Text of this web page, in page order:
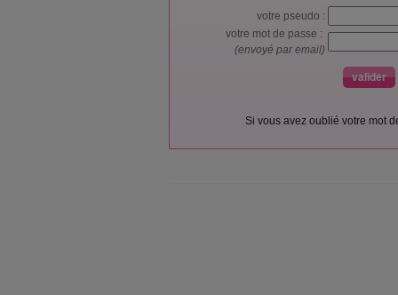
votre pseudo :
votre mot de passe :
(envoyé par email)
Si vous avez oublié votre mot